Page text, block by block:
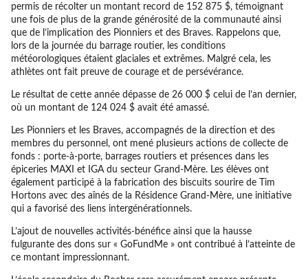
permis de récolter un montant record de 152 875 $, témoignant
une fois de plus de la grande générosité de la communauté ainsi
que de l’implication des Pionniers et des Braves. Rappelons que,
lors de la journée du barrage routier, les conditions
météorologiques étaient glaciales et extrêmes. Malgré cela, les
athlètes ont fait preuve de courage et de persévérance.
Le résultat de cette année dépasse de 26 000 $ celui de l’an dernier,
où un montant de 124 024 $ avait été amassé.
Les Pionniers et les Braves, accompagnés de la direction et des
membres du personnel, ont mené plusieurs actions de collecte de
fonds : porte-à-porte, barrages routiers et présences dans les
épiceries MAXI et IGA du secteur Grand-Mère. Les élèves ont
également participé à la fabrication des biscuits sourire de Tim
Hortons avec des aînés de la Résidence Grand-Mère, une initiative
qui a favorisé des liens intergénérationnels.
L’ajout de nouvelles activités-bénéfice ainsi que la hausse
fulgurante des dons sur « GoFundMe » ont contribué à l’atteinte de
ce montant impressionnant.